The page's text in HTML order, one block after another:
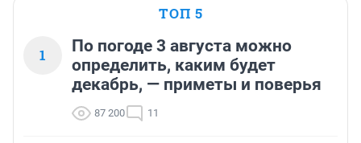
ТОП 5
1
По погоде 3 августа можно
определить, каким будет
декабрь, — приметы и поверья
87 200 11